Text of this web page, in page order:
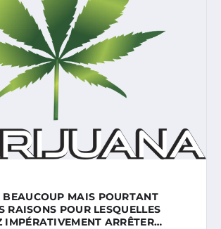
BEAUCOUP MAIS POURTANT
RAISONS POUR LESQUELLES
IMPÉRATIVEMENT ARRÊTER…